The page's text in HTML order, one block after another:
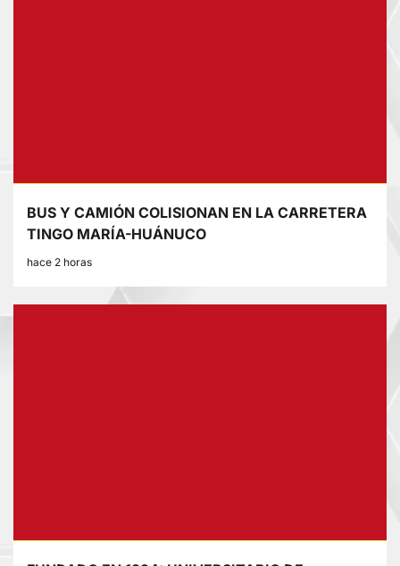
BUS Y CAMIÓN COLISIONAN EN LA CARRETERA
TINGO MARÍA-HUÁNUCO
hace 2 horas